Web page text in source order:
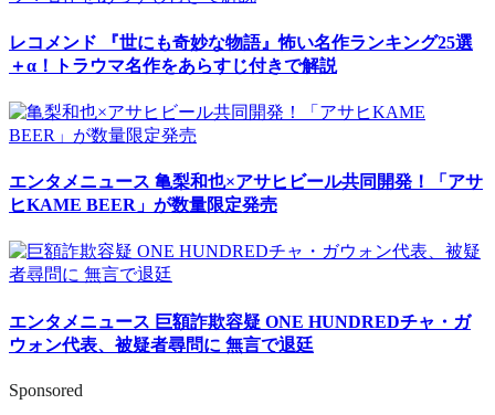
レコメンド 『世にも奇妙な物語』怖い名作ランキング25選
＋α！トラウマ名作をあらすじ付きで解説
エンタメニュース 亀梨和也×アサヒビール共同開発！「アサ
ヒKAME BEER」が数量限定発売
エンタメニュース 巨額詐欺容疑 ONE HUNDREDチャ・ガ
ウォン代表、被疑者尋問に 無言で退廷
Sponsored